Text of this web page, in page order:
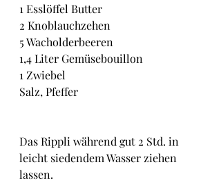
1 Esslöffel Butter
2 Knoblauchzehen
5 Wacholderbeeren
1,4 Liter Gemüsebouillon
1 Zwiebel
Salz, Pfeffer
Das Rippli während gut 2 Std. in
leicht siedendem Wasser ziehen
lassen.